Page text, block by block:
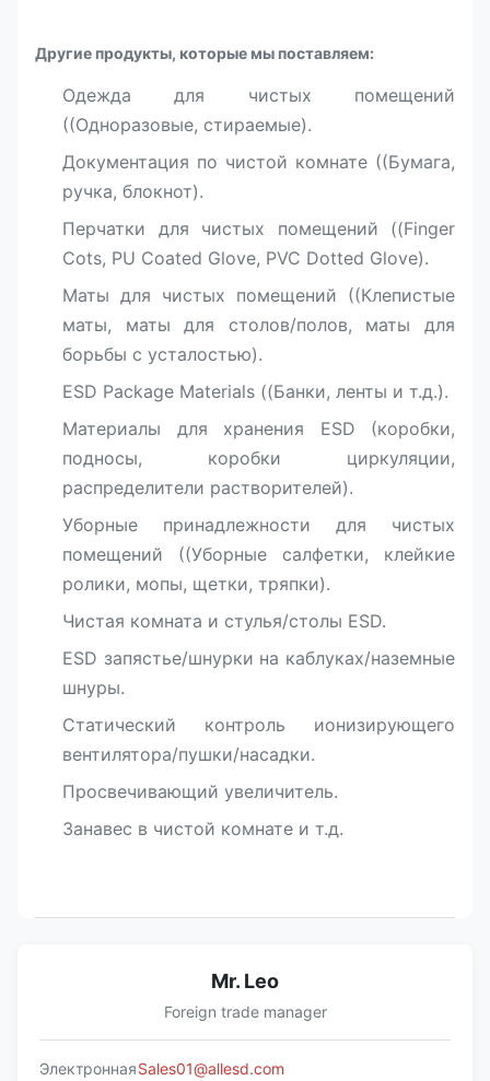
Другие продукты, которые мы поставляем:
Одежда для чистых помещений
((Одноразовые, стираемые).
Документация по чистой комнате ((Бумага,
ручка, блокнот).
Перчатки для чистых помещений ((Finger
Cots, PU Coated Glove, PVC Dotted Glove).
Маты для чистых помещений ((Клепистые
маты, маты для столов/полов, маты для
борьбы с усталостью).
ESD Package Materials ((Банки, ленты и т.д.).
Материалы для хранения ESD (коробки,
подносы, коробки циркуляции,
распределители растворителей).
Уборные принадлежности для чистых
помещений ((Уборные салфетки, клейкие
ролики, мопы, щетки, тряпки).
Чистая комната и стулья/столы ESD.
ESD запястье/шнурки на каблуках/наземные
шнуры.
Статический контроль ионизирующего
вентилятора/пушки/насадки.
Просвечивающий увеличитель.
Занавес в чистой комнате и т.д.
Mr. Leo
Foreign trade manager
ЭлектроннаяSales01@allesd.com